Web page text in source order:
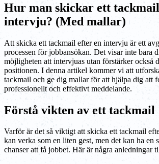
Hur man skickar ett
intervju? (Med mallar)
Att skicka ett tackmail efter en intervju är ett
processen för jobbansökan. Det visar inte bara
möjligheten att intervjuas utan förstärker också
positionen. I denna artikel kommer vi att
tackmail och ge dig mallar för att hjälpa dig att
professionellt och effektivt meddelande.
Förstå vikten av ett tackmail
Varför är det så viktigt att skicka ett tackmail
kan verka som en liten gest, men det kan ha en
chanser att få jobbet. Här är några anledningar